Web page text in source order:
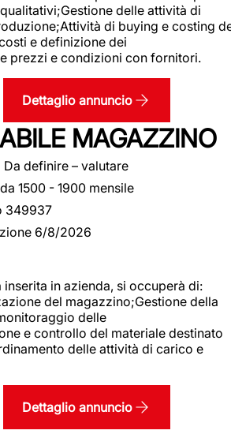
delle attività di
di buying e costing
e definizione dei
prezzi e condizioni con fornitori.
Dettaglio annuncio
MAGAZZINO
Da definire – valutare
1500 - 1900 mensile
349937
6/8/2026
inserita in azienda, si occuperà di:
del magazzino;Gestione della
delle
e controllo del materiale destinato
delle attività di carico e
Dettaglio annuncio